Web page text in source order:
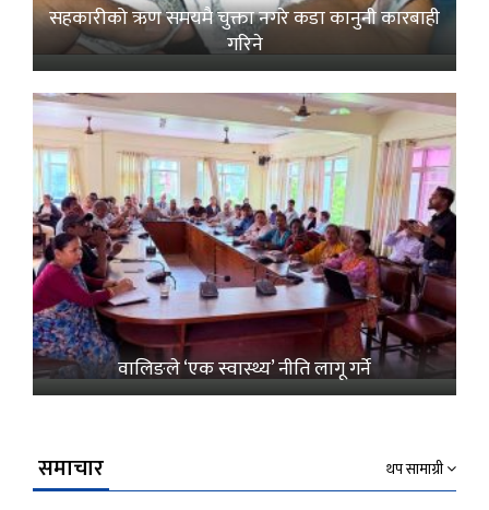
सहकारीको ऋण समयमै चुक्ता नगरे कडा कानुनी कारबाही
गरिने
वालिङले ‘एक स्वास्थ्य’ नीति लागू गर्ने
समाचार थप सामाग्री